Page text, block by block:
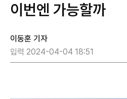
이번엔 가능할까
이동훈 기자
입력 2024-04-04 18:51